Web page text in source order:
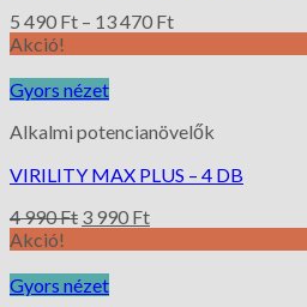
5 490 Ft – 13 470 Ft
Akció!
Gyors nézet
Alkalmi potencianövelők
VIRILITY MAX PLUS – 4 DB
4 990Ft 3 990 Ft
Akció!
Gyors nézet